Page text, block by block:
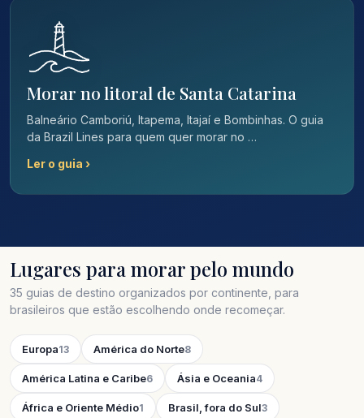
Morar no litoral de Santa Catarina
Balneário Camboriú, Itapema, Itajaí e Bombinhas. O guia
da Brazil Lines para quem quer morar no …
Ler o guia ›
Lugares para morar pelo mundo
35 guias de destino organizados por continente, para
brasileiros que estão escolhendo onde recomeçar.
Europa13 América do Norte8
América Latina e Caribe6 Ásia e Oceania4
África e Oriente Médio1 Brasil, fora do Sul3